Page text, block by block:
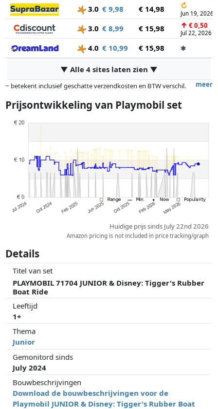
3.0 € 9,98 € 14,98 ↻
Jun 19, 2026
3.0 € 8,99 € 15,98 ↑ € 0,50
Jul 22, 2026
4.0 € 10,99 € 15,98 ✱
▼ Alle 4 sites laten zien ▼
meer
~ betekent inclusief geschatte verzendkosten en BTW verschil.
gewicht.
controle. Volgorde is puur op basis van prijs, vergoedingen door
kunnen historische prestaties de volgorde beïnvloeden.
Prijsontwikkeling van Playmobil set
Huidige prijs sinds July 22nd 2026
Amazon pricing is not included in price tracking/graph
Details
Titel van set
PLAYMOBIL 71704 JUNIOR & Disney: Tigger's Rubber
Boat Ride
Leeftijd
1+
Thema
Junior
Gemonitord sinds
July 2024
Bouwbeschrijvingen
Download de bouwbeschrijvingen voor de
Playmobil JUNIOR & Disney: Tigger's Rubber Boat